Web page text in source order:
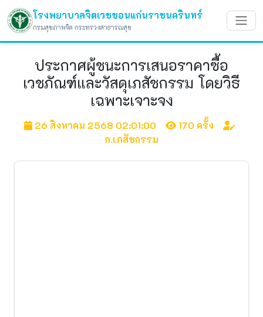
โรงพยาบาลจิตเวชขอนแก่นราชนครินทร์
กรมสุขภาพจิต กระทรวงสาธารณสุข
ประกาศผู้ชนะการเสนอราคาซื้อ
เวชภัณฑ์และวัสดุเภสัชกรรม โดยวิธี
เฉพาะเจาะจง
26 สิงหาคม 2568 02:01:00
170 ครั้ง
ก.เภสัชกรรม